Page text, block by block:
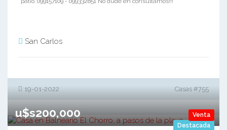
San Carlos
19-01-2022 Casas #755
Destacada
Venta
u$s200,000